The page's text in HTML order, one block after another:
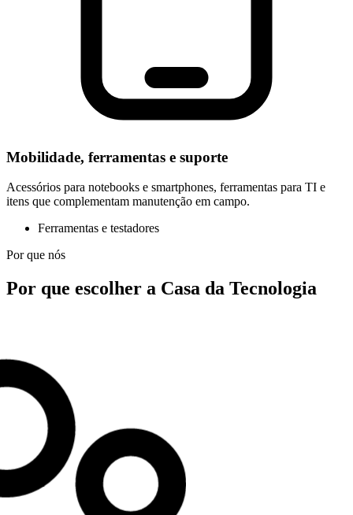
Mobilidade, ferramentas e suporte
Acessórios para notebooks e smartphones, ferramentas para TI e
itens que complementam manutenção em campo.
Ferramentas e testadores
Por que nós
Por que escolher a Casa da Tecnologia